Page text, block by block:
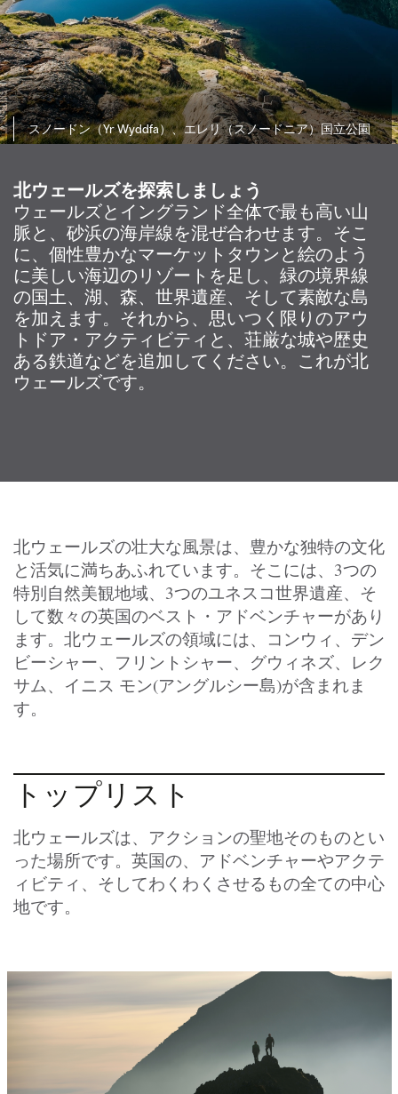
スノードン（Yr Wyddfa）、エレリ（スノードニア）国立公園
北ウェールズを探索しましょう
ウェールズとイングランド全体で最も高い山
脈と、砂浜の海岸線を混ぜ合わせます。そこ
に、個性豊かなマーケットタウンと絵のよう
に美しい海辺のリゾートを足し、緑の境界線
の国土、湖、森、世界遺産、そして素敵な島
を加えます。それから、思いつく限りのアウ
トドア・アクティビティと、荘厳な城や歴史
ある鉄道などを追加してください。これが北
ウェールズです。
北ウェールズの壮大な風景は、豊かな独特の文化
と活気に満ちあふれています。そこには、3つの
特別自然美観地域、3つのユネスコ世界遺産、そ
して数々の英国のベスト・アドベンチャーがあり
ます。北ウェールズの領域には、コンウィ、デン
ビーシャー、フリントシャー、グウィネズ、レク
サム、イニス モン(アングルシー島)が含まれま
す。
トップリスト
北ウェールズは、アクションの聖地そのものとい
った場所です。英国の、アドベンチャーやアクテ
ィビティ、そしてわくわくさせるもの全ての中心
地です。